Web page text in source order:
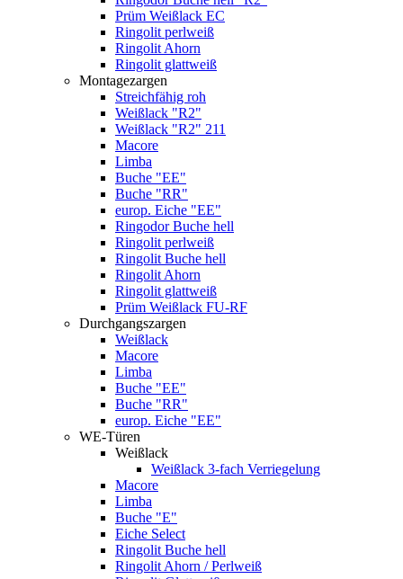
Prüm Weißlack EC
Ringolit perlweiß
Ringolit Ahorn
Ringolit glattweiß
Montagezargen
Streichfähig roh
Weißlack "R2"
Weißlack "R2" 211
Macore
Limba
Buche "EE"
Buche "RR"
europ. Eiche "EE"
Ringodor Buche hell
Ringolit perlweiß
Ringolit Buche hell
Ringolit Ahorn
Ringolit glattweiß
Prüm Weißlack FU-RF
Durchgangszargen
Weißlack
Macore
Limba
Buche "EE"
Buche "RR"
europ. Eiche "EE"
WE-Türen
Weißlack
Weißlack 3-fach Verriegelung
Macore
Limba
Buche "E"
Eiche Select
Ringolit Buche hell
Ringolit Ahorn / Perlweiß